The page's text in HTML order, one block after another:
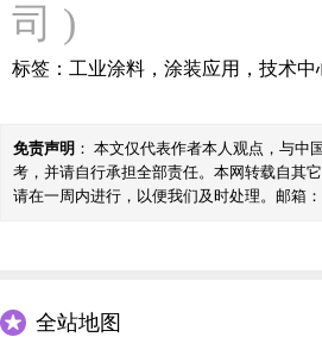
司 )
标签： 工业涂料 ， 涂装应用 ， 技术中
免责声明 ： 本文仅代表作者本人观点，与
考，并请自行承担全部责任。本网转载自其
请在一周内进行，以便我们及时处理。邮箱
全站地图